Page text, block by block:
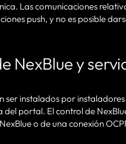
Las comunicaciones
push, y no es posible
NexBlue y
ser instalados por
del portal. El control de
o de una conexión